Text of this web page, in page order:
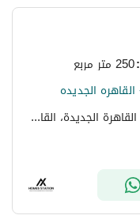
:250 متر مربع
فيلدج جاردن قطامية، التجمع الخامس، القاهرة الجديدة، القاهرة